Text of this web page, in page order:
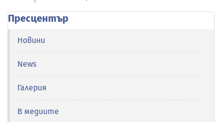
Пресцентър
Новини
News
Галерия
В медиите